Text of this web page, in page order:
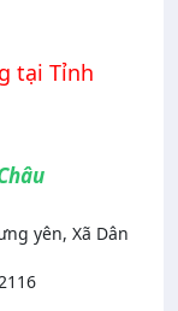
tại Tỉnh
yên, Xã Dân